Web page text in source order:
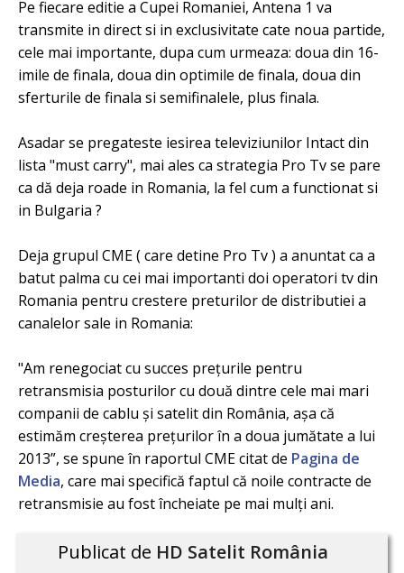
Pe fiecare editie a Cupei Romaniei, Antena 1 va
transmite in direct si in exclusivitate cate noua partide,
cele mai importante, dupa cum urmeaza: doua din 16-
imile de finala, doua din optimile de finala, doua din
sferturile de finala si semifinalele, plus finala.
Asadar se pregateste iesirea televiziunilor Intact din
lista "must carry", mai ales ca strategia Pro Tv se pare
ca dă deja roade in Romania, la fel cum a functionat si
in Bulgaria ?
Deja grupul CME ( care detine Pro Tv ) a anuntat ca a
batut palma cu cei mai importanti doi operatori tv din
Romania pentru crestere preturilor de distributiei a
canalelor sale in Romania:
"Am renegociat cu succes prețurile pentru
retransmisia posturilor cu două dintre cele mai mari
companii de cablu și satelit din România, așa că
estimăm creșterea prețurilor în a doua jumătate a lui
2013”, se spune în raportul CME citat de Pagina de
Media, care mai specifică faptul că noile contracte de
retransmisie au fost încheiate pe mai mulți ani.
Publicat de HD Satelit România